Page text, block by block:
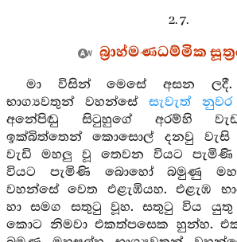
2. 7.
බ්‍රාහ්මණධම්මික
මා විසින් මෙසේ අසන
භාග්‍යවතුන් වහන්සේ සැවැත් නුවර
අනේපිඬු සිටුහුගේ අරම්හි
ඉක්බිත්තෙන් කොසොල් දනවු වැසි
වැඩි මහලු වූ තෙවන වියට පැමිණි
වියට පැමිණි බොහෝ බමුණු
වහන්සේ වෙත එළැඹියහ. එළැඹ
හා සමග සතුටු වූහ. සතුටු විය යුතු
කොට නිමවා එකත්පසෙක හුන්හ.